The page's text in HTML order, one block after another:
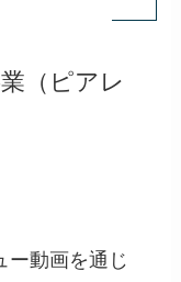
（ピアレ
ー動画を通じ